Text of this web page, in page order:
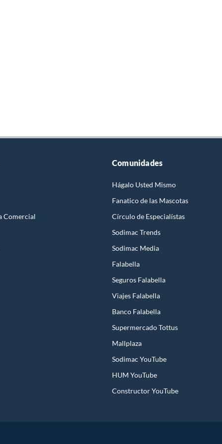
Comercial
Comunidades
Hágalo Usted Mismo
Fanatico de las Mascotas
Círculo de Especialístas
Sodimac Trends
Sodimac Media
Falabella
Seguros Falabella
Viajes Falabella
Banco Falabella
Supermercado Tottus
Mallplaza
Sodimac YouTube
HUM YouTube
Constructor YouTube